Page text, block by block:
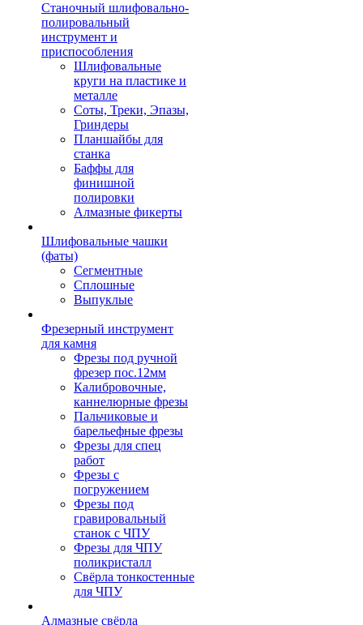
Станочный шлифовально-
полировальный
инструмент и
приспособления
Шлифовальные
круги на пластике и
металле
Соты, Треки, Эпазы,
Гриндеры
Планшайбы для
станка
Баффы для
финишной
полировки
Алмазные фикерты
Шлифовальные чашки
(фаты)
Сегментные
Сплошные
Выпуклые
Фрезерный инструмент
для камня
Фрезы под ручной
фрезер пос.12мм
Калибровочные,
каннелюрные фрезы
Пальчиковые и
барельефные фрезы
Фрезы для спец
работ
Фрезы с
погружением
Фрезы под
гравировальный
станок с ЧПУ
Фрезы для ЧПУ
поликристалл
Свёрла тонкостенные
для ЧПУ
Алмазные свёрла